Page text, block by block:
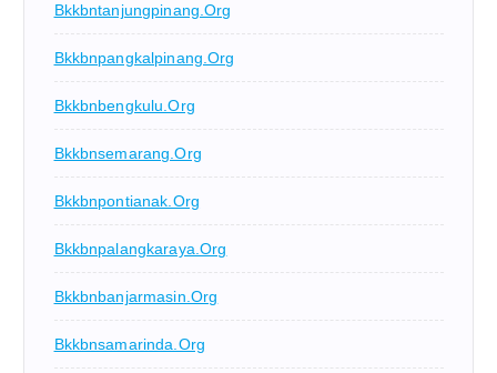
Bkkbntanjungpinang.org
Bkkbnpangkalpinang.org
Bkkbnbengkulu.org
Bkkbnsemarang.org
Bkkbnpontianak.org
Bkkbnpalangkaraya.org
Bkkbnbanjarmasin.org
Bkkbnsamarinda.org